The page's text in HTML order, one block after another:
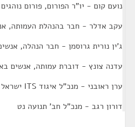
נועם קום - יו"ר הפורום, פורום
עקב אדלר - חבר בהנהלת העמותה,
ג'ין נורית גרוסמן - חבר הנהלה,
עדנה צונץ - דוברת עמותה, אנשים
ערן ראובני - מנכ"ל איגוד ITS ישראל
דורון רגב - מנכ"ל חב' תנועה נט